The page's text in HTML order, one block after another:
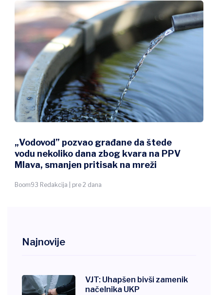
„Vodovod” pozvao građane da štede
vodu nekoliko dana zbog kvara na PPV
Mlava, smanjen pritisak na mreži
Boom93 Redakcija | pre 2 dana
Najnovije
VJT: Uhapšen bivši zamenik
načelnika UKP